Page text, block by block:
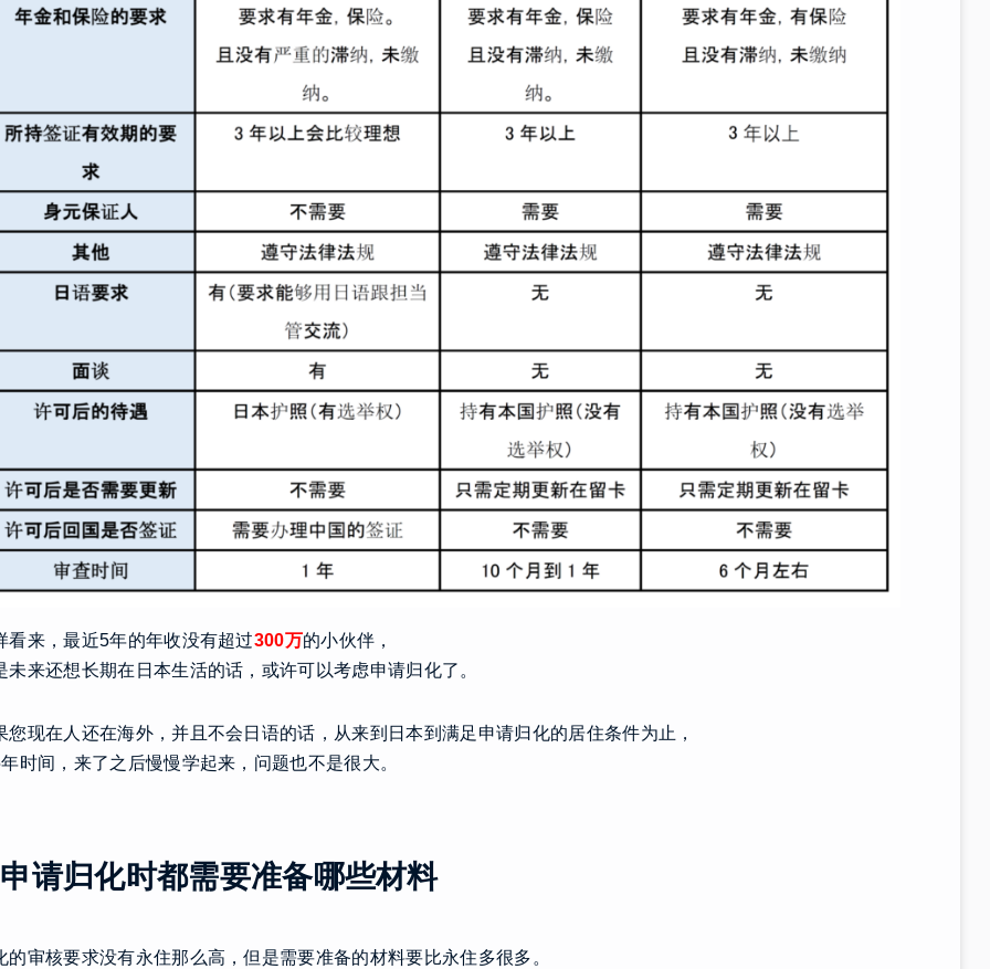
看来，最近5年的年收没有超过300万的小伙伴，
未来还想长期在日本生活的话，或许可以考虑申请归化了。
您现在人还在海外，并且不会日语的话，从来到日本到满足申请归化的居住条件为止，
时间，来了之后慢慢学起来，问题也不是很大。
请归化时都需要准备哪些材料
的审核要求没有永住那么高，但是需要准备的材料要比永住多很多。